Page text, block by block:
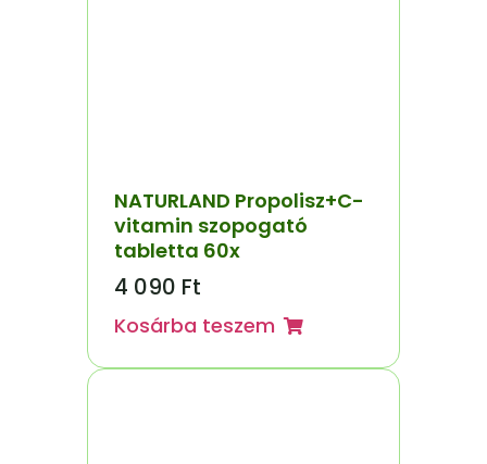
NATURLAND Propolisz+C-
vitamin szopogató
tabletta 60x
4 090 Ft
Kosárba teszem